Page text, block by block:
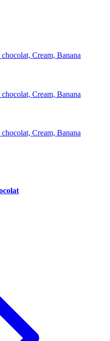
Cream, Banana
Cream, Banana
Cream, Banana